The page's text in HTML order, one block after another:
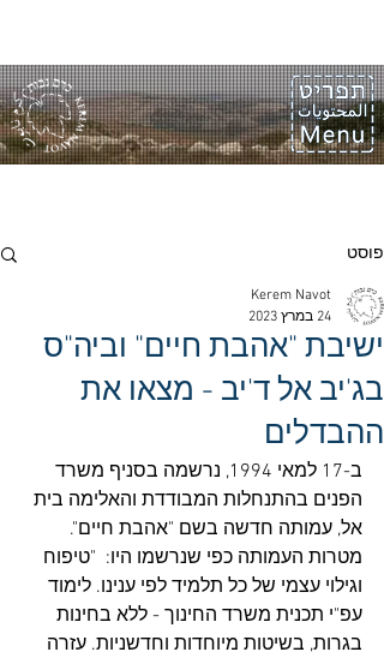
פוסט
ישיבת "אהבת חיים" וביה"ס
בג'יב אל ד'יב - מצאו את
ההבדלים
Kerem Navot
24 במרץ 2023
ב-17 למאי 1994, נרשמה בסניף משרד
הפנים בהתנחלות המבודדת והאלימה בית
אל, עמותה חדשה בשם "אהבת חיים".
מטרות העמותה כפי שנרשמו היו:  "טיפוח
וגילוי עצמי של כל תלמיד לפי ענינו. לימוד
עפ"י תכנית משרד החינוך - ללא בחינות
בגרות, בשיטות מיוחדות וחדשניות. עזרה